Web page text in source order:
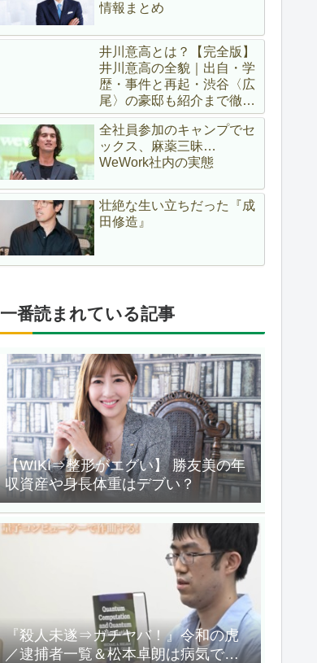
情報まとめ
井川意高とは？【完全版】
井川意高の全貌｜出自・学
歴・事件と再起・渋谷〈広
尾〉の豪邸も紹介まで徹底
解説
全社員参加のキャンプでセ
ックス、麻薬三昧…
WeWork社内の実態
壮絶な生い立ちだった『成
田修造』
一番読まれている記事
【WIKI⇒整形がエグい】 勝友美の年
収資産や身長体重はデブい？
『殺人未遂⇒ガチヤバ！』令和の虎
／逮捕者一覧＆松本卓朗は病気で何